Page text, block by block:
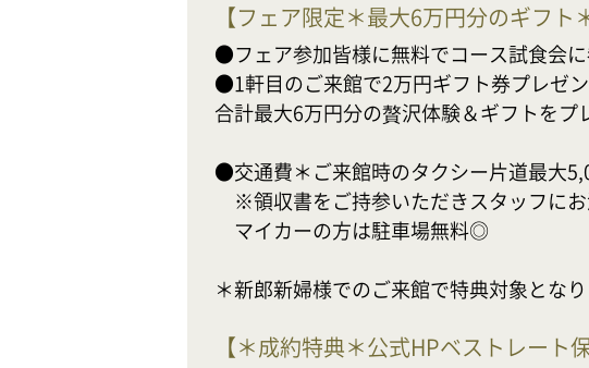
【フェア限定＊最大6万円分のギフト
●フェア参加皆様に無料でコース試食会
●1軒目のご来館で2万円ギフト券プレゼ
合計最大6万円分の贅沢体験＆ギフトをプ
●交通費＊ご来館時のタクシー片道最大
※領収書をご持参いただきスタッフにお
マイカーの方は駐車場無料◎
＊新郎新婦様でのご来館で特典対象とな
【＊成約特典＊公式HPベストレート